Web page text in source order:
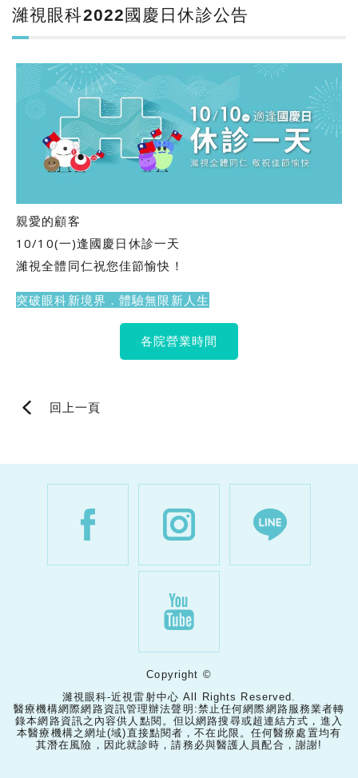
濰視眼科2022國慶日休診公告
親愛的顧客
10/10(一)逢國慶日休診一天
濰視全體同仁祝您佳節愉快！
突破眼科新境界．體驗無限新人生
各院營業時間
回上一頁
Copyright ©
濰視眼科-近視雷射中心 All Rights Reserved.
醫療機構網際網路資訊管理辦法聲明:禁止任何網際網路服務業者轉
錄本網路資訊之內容供人點閱。但以網路搜尋或超連結方式，進入
本醫療機構之網址(域)直接點閱者，不在此限。任何醫療處置均有
其潛在風險，因此就診時，請務必與醫護人員配合，謝謝!